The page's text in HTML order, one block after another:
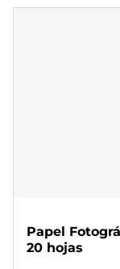
Papel
20 hojas